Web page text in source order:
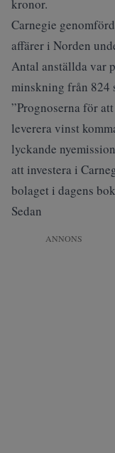
kronor.
Carnegie
affärer i Norden
Antal anställda var
minskning från 824
”Prognoserna för
leverera vinst
lyckande
att investera i
bolaget i dagens
Sedan
ANNONS